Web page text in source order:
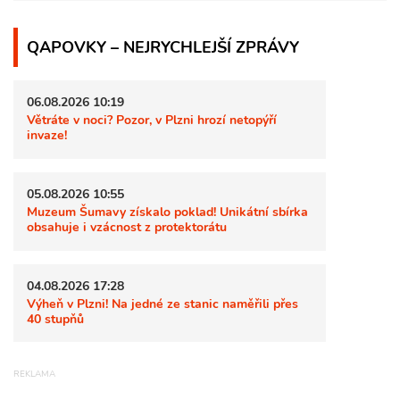
QAPOVKY – NEJRYCHLEJŠÍ ZPRÁVY
06.08.2026 10:19
Větráte v noci? Pozor, v Plzni hrozí netopýří
invaze!
05.08.2026 10:55
Muzeum Šumavy získalo poklad! Unikátní sbírka
obsahuje i vzácnost z protektorátu
04.08.2026 17:28
Výheň v Plzni! Na jedné ze stanic naměřili přes
40 stupňů